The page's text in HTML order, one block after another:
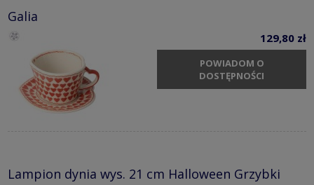
Galia
129,80 zł
POWIADOM O
DOSTĘPNOŚCI
Lampion dynia wys. 21 cm Halloween Grzybki